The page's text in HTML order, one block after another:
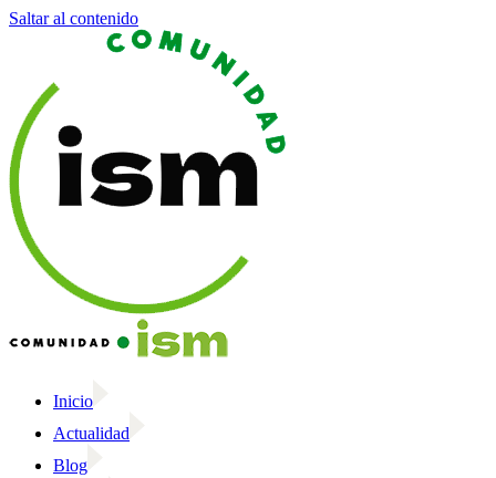
Saltar al contenido
Inicio
Actualidad
Blog